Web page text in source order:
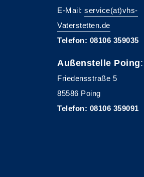
E-Mail: service(at)vhs-
Vaterstetten.de
Telefon: 08106 359035
Außenstelle Poing:
Friedensstraße 5
85586 Poing
Telefon: 08106 359091